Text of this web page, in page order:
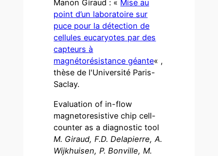
Manon Giraud : « Mise au
point d’un laboratoire sur
puce pour la détection de
cellules eucaryotes par des
capteurs à
magnétorésistance géante« ,
thèse de l'Université Paris-
Saclay.
Evaluation of in-flow
magnetoresistive chip cell-
counter as a diagnostic tool
M. Giraud, F.D. Delapierre, A.
Wijkhuisen, P. Bonville, M.